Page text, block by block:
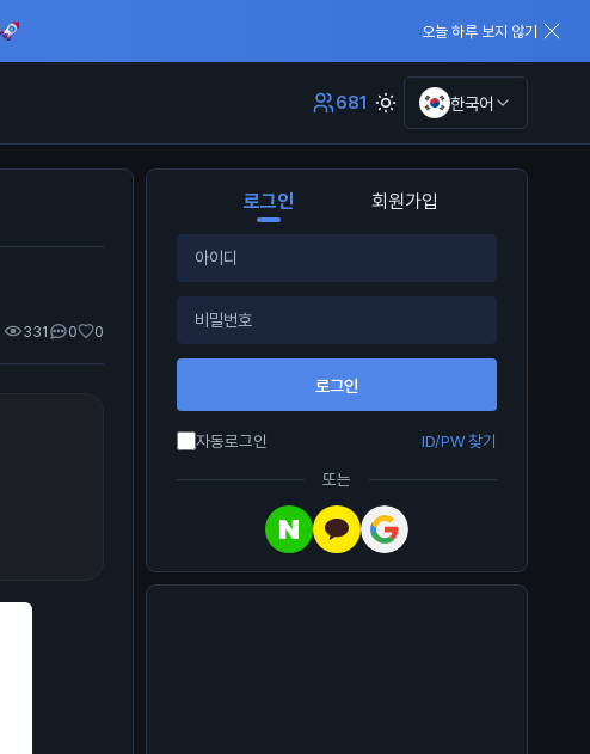
오늘 하루 보지 않기
681 한국어
331 0 0
로그인 회원가입
로그인
자동로그인
ID/PW 찾기
또는